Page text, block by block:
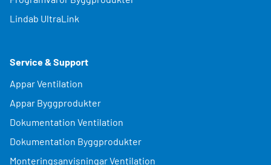
Lindab UltraLink
Service & Support
Appar Ventilation
Appar Byggprodukter
Dokumentation Ventilation
Dokumentation Byggprodukter
Monteringsanvisningar Ventilation